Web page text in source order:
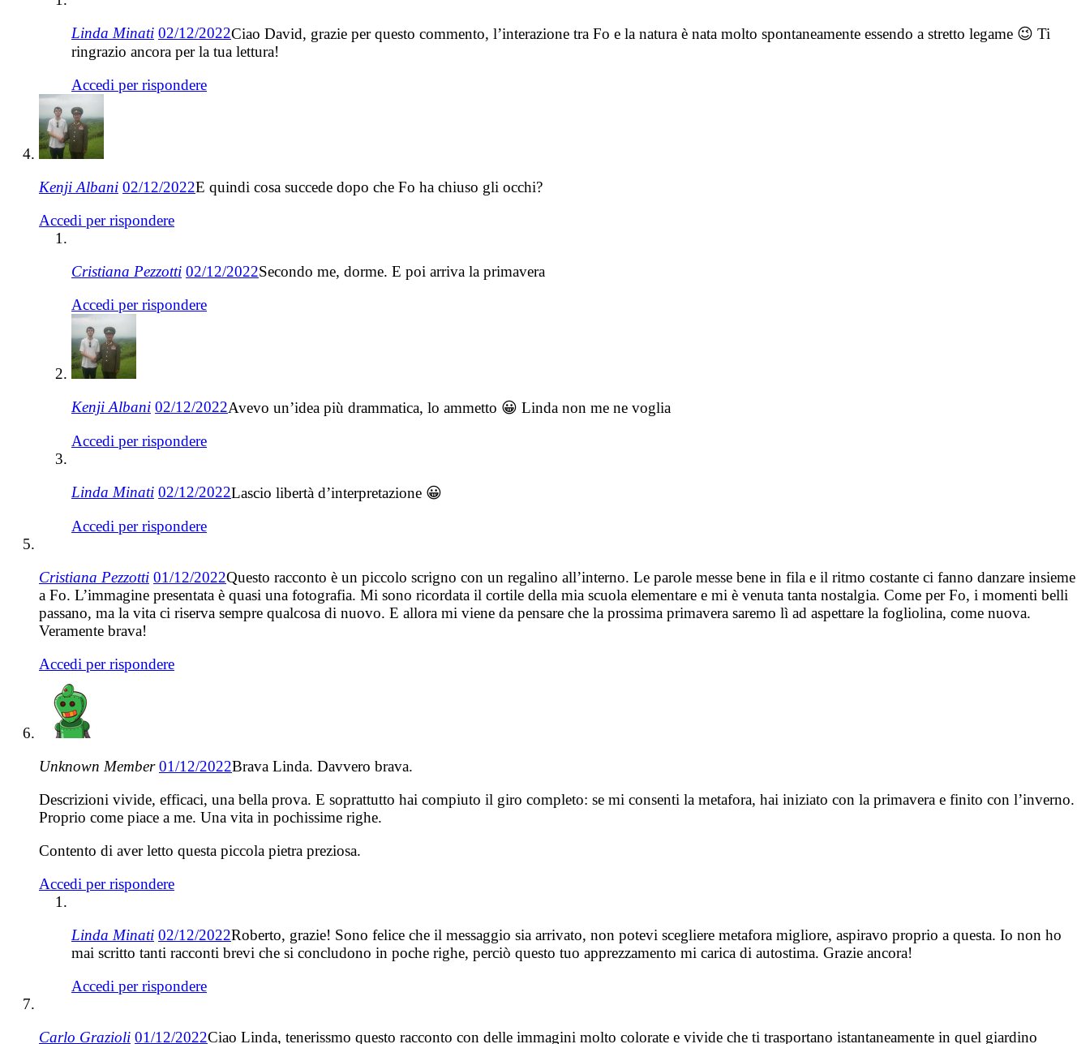
Linda Minati 02/12/2022Ciao David, grazie per questo commento, l’interazione tra Fo e la natura è nata molto spontaneamente essendo a stretto legame 😉 Ti
ringrazio ancora per la tua lettura!
Accedi per rispondere
Kenji Albani 02/12/2022E quindi cosa succede dopo che Fo ha chiuso gli occhi?
Accedi per rispondere
Cristiana Pezzotti 02/12/2022Secondo me, dorme. E poi arriva la primavera
Accedi per rispondere
Kenji Albani 02/12/2022Avevo un’idea più drammatica, lo ammetto 😀 Linda non me ne voglia
Accedi per rispondere
Linda Minati 02/12/2022Lascio libertà d’interpretazione 😀
Accedi per rispondere
Cristiana Pezzotti 01/12/2022Questo racconto è un piccolo scrigno con un regalino all’interno. Le parole messe bene in fila e il ritmo costante ci fanno danzare insieme
a Fo. L’immagine presentata è quasi una fotografia. Mi sono ricordata il cortile della mia scuola elementare e mi è venuta tanta nostalgia. Come per Fo, i momenti belli
passano, ma la vita ci riserva sempre qualcosa di nuovo. E allora mi viene da pensare che la prossima primavera saremo lì ad aspettare la fogliolina, come nuova.
Veramente brava!
Accedi per rispondere
Unknown Member 01/12/2022Brava Linda. Davvero brava.
Descrizioni vivide, efficaci, una bella prova. E soprattutto hai compiuto il giro completo: se mi consenti la metafora, hai iniziato con la primavera e finito con l’inverno.
Proprio come piace a me. Una vita in pochissime righe.
Contento di aver letto questa piccola pietra preziosa.
Accedi per rispondere
Linda Minati 02/12/2022Roberto, grazie! Sono felice che il messaggio sia arrivato, non potevi scegliere metafora migliore, aspiravo proprio a questa. Io non ho
mai scritto tanti racconti brevi che si concludono in poche righe, perciò questo tuo apprezzamento mi carica di autostima. Grazie ancora!
Accedi per rispondere
Carlo Grazioli 01/12/2022Ciao Linda, tenerissmo questo racconto con delle immagini molto colorate e vivide che ti trasportano istantaneamente in quel giardino